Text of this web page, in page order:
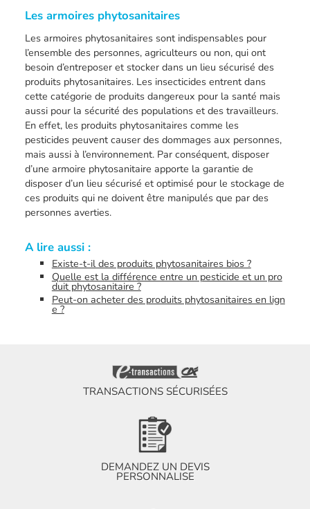
Les armoires phytosanitaires
Les armoires phytosanitaires sont indispensables pour
l’ensemble des personnes, agriculteurs ou non, qui ont
besoin d’entreposer et stocker dans un lieu sécurisé des
produits phytosanitaires. Les insecticides entrent dans
cette catégorie de produits dangereux pour la santé mais
aussi pour la sécurité des populations et des travailleurs.
En effet, les produits phytosanitaires comme les
pesticides peuvent causer des dommages aux personnes,
mais aussi à l’environnement. Par conséquent, disposer
d’une armoire phytosanitaire apporte la garantie de
disposer d’un lieu sécurisé et optimisé pour le stockage de
ces produits qui ne doivent être manipulés que par des
personnes averties.
A lire aussi :
Existe-t-il des produits phytosanitaires bios ?
Quelle est la différence entre un pesticide et un pro
duit phytosanitaire ?
Peut-on acheter des produits phytosanitaires en lign
e ?
TRANSACTIONS SÉCURISÉES
DEMANDEZ UN DEVIS
PERSONNALISE